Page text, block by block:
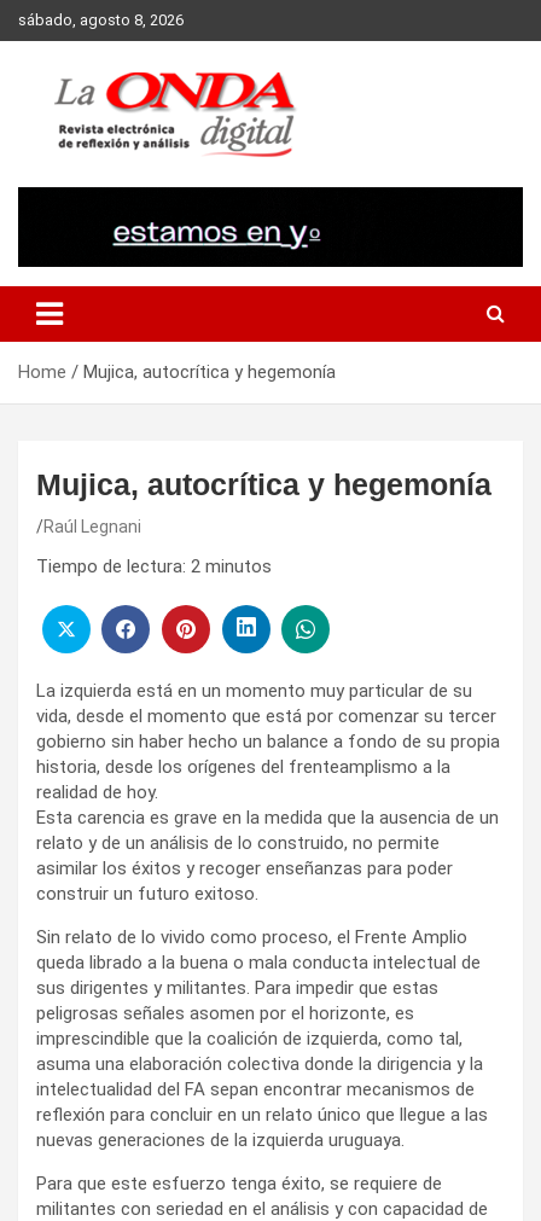
Skip
to
sábado, agosto 8, 2026
Home Mujica, autocrítica y hegemonía
Mujica, autocrítica y hegemonía
Raúl Legnani
Tiempo de lectura: 2 minutos
La izquierda está en un momento muy particular de su
vida, desde el momento que está por comenzar su tercer
gobierno sin haber hecho un balance a fondo de su propia
historia, desde los orígenes del frenteamplismo a la
realidad de hoy.
Esta carencia es grave en la medida que la ausencia de un
relato y de un análisis de lo construido, no permite
asimilar los éxitos y recoger enseñanzas para poder
construir un futuro exitoso.
Sin relato de lo vivido como proceso, el Frente Amplio
queda librado a la buena o mala conducta intelectual de
sus dirigentes y militantes. Para impedir que estas
peligrosas señales asomen por el horizonte, es
imprescindible que la coalición de izquierda, como tal,
asuma una elaboración colectiva donde la dirigencia y la
intelectualidad del FA sepan encontrar mecanismos de
reflexión para concluir en un relato único que llegue a las
nuevas generaciones de la izquierda uruguaya.
Para que este esfuerzo tenga éxito, se requiere de
militantes con seriedad en el análisis y con capacidad de